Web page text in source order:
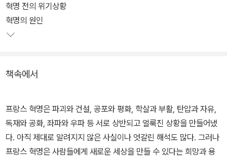
혁명 전의 위기상황
혁명의 원인
책속에서
프랑스 혁명은 파괴와 건설, 공포와 평화, 학살과 부활, 탄압과 자유,
독재와 공화, 좌파와 우파 등 서로 상반되고 얼룩진 상황을 만들어냈
다. 아직 제대로 알려지지 않은 사실이나 엇갈린 해석도 많다. 그러나
프랑스 혁명은 사람들에게 새로운 세상을 만들 수 있다는 희망과 용